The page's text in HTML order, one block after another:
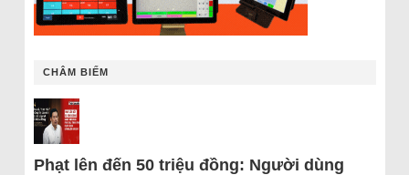
CHÂM BIẾM
Phạt lên đến 50 triệu đồng: Người dùng